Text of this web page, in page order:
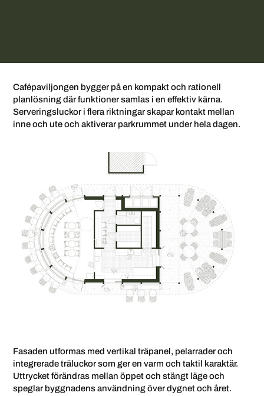
Cafépaviljongen bygger på en kompakt och rationell
planlösning där funktioner samlas i en effektiv kärna.
Serveringsluckor i flera riktningar skapar kontakt mellan
inne och ute och aktiverar parkrummet under hela dagen.
Fasaden utformas med vertikal träpanel, pelarrader och
integrerade träluckor som ger en varm och taktil karaktär.
Uttrycket förändras mellan öppet och stängt läge och
speglar byggnadens användning över dygnet och året.